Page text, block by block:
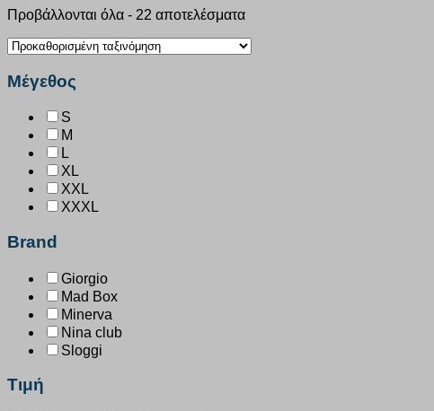
Προβάλλονται όλα - 22 αποτελέσματα
Μέγεθος
S
M
L
XL
XXL
XXXL
Brand
Giorgio
Mad Box
Minerva
Nina club
Sloggi
Τιμή